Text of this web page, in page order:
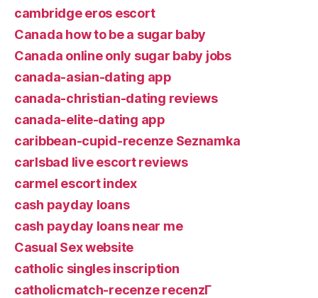
cambridge eros escort
Canada how to be a sugar baby
Canada online only sugar baby jobs
canada-asian-dating app
canada-christian-dating reviews
canada-elite-dating app
caribbean-cupid-recenze Seznamka
carlsbad live escort reviews
carmel escort index
cash payday loans
cash payday loans near me
Casual Sex website
catholic singles inscription
catholicmatch-recenze recenzГ­